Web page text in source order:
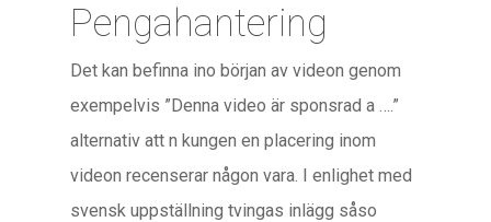
Pengahantering
Det kan befinna ino början av videon genom
exempelvis ”Denna video är sponsrad a ….”
alternativ att n kungen en placering inom
videon recenserar någon vara. I enlighet med
svensk uppställning tvingas inlägg såso